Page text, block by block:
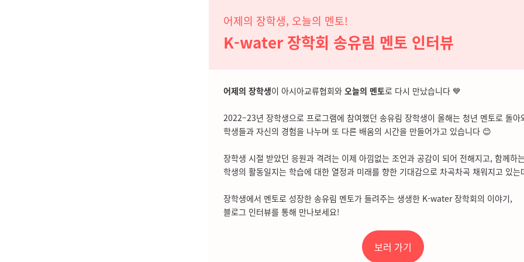
어제의 장학생, 오늘의 멘토!
K-water 장학회 송유림 멘토 인터뷰
어제의 장학생이 아시아교류협회와 오늘의 멘토로 다시 만났습니다 💙
2022–23년 장학생으로 프로그램에 참여했던 송유림 장학생이 올해는 청년 멘토로 돌아
학생들과 자신의 경험을 나누며 또 다른 배움의 시간을 만들어가고 있습니다 😊
장학생 시절 받았던 응원과 격려는 이제 아낌없는 조언과 공감이 되어 전해지고, 함께하
학생의 활동일지는 학습에 대한 열정과 미래를 향한 기대감으로 차곡차곡 채워지고 있는
장학생에서 멘토로 성장한 송유림 멘토가 들려주는 생생한 K-water 장학회의 이야기,
블로그 인터뷰를 통해 만나보세요!
보러 가기